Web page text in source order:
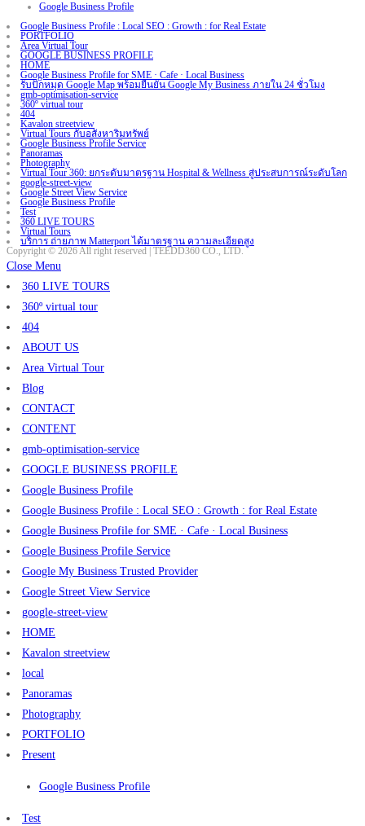
Google Business Profile
Google Business Profile : Local SEO : Growth : for Real Estate
PORTFOLIO
Area Virtual Tour
GOOGLE BUSINESS PROFILE
HOME
Google Business Profile for SME · Cafe · Local Business
รับปักหมุด Google Map พร้อมยืนยัน Google My Business ภายใน 24 ชั่วโมง
gmb-optimisation-service
360º virtual tour
404
Kavalon streetview
Virtual Tours กับอสังหาริมทรัพย์
Google Business Profile Service
Panoramas
Photography
Virtual Tour 360: ยกระดับมาตรฐาน Hospital & Wellness สู่ประสบการณ์ระดับโลก
google-street-view
Google Street View Service
Google Business Profile
Test
360 LIVE TOURS
Virtual Tours
บริการ ถ่ายภาพ Matterport ได้มาตรฐาน ความละเอียดสูง
Copyright © 2026 All right reserved | TEEDD360 CO., LTD.
Close Menu
360 LIVE TOURS
360º virtual tour
404
ABOUT US
Area Virtual Tour
Blog
CONTACT
CONTENT
gmb-optimisation-service
GOOGLE BUSINESS PROFILE
Google Business Profile
Google Business Profile : Local SEO : Growth : for Real Estate
Google Business Profile for SME · Cafe · Local Business
Google Business Profile Service
Google My Business Trusted Provider
Google Street View Service
google-street-view
HOME
Kavalon streetview
local
Panoramas
Photography
PORTFOLIO
Present
Google Business Profile
Test